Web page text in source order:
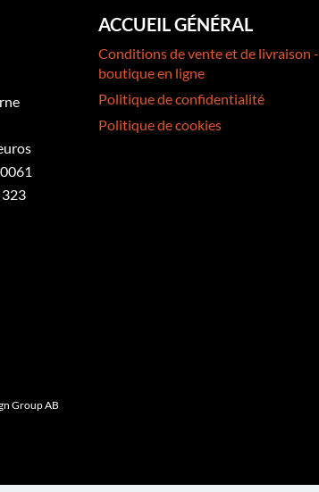
323
Group AB
ACCUEIL GÉNÉRAL
Conditions de vente et de livraison -
boutique en ligne
Politique de confidentialité
Politique de cookies